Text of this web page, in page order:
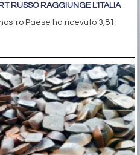
RUSSO RAGGIUNGE L'ITALIA
Paese ha ricevuto 3,81